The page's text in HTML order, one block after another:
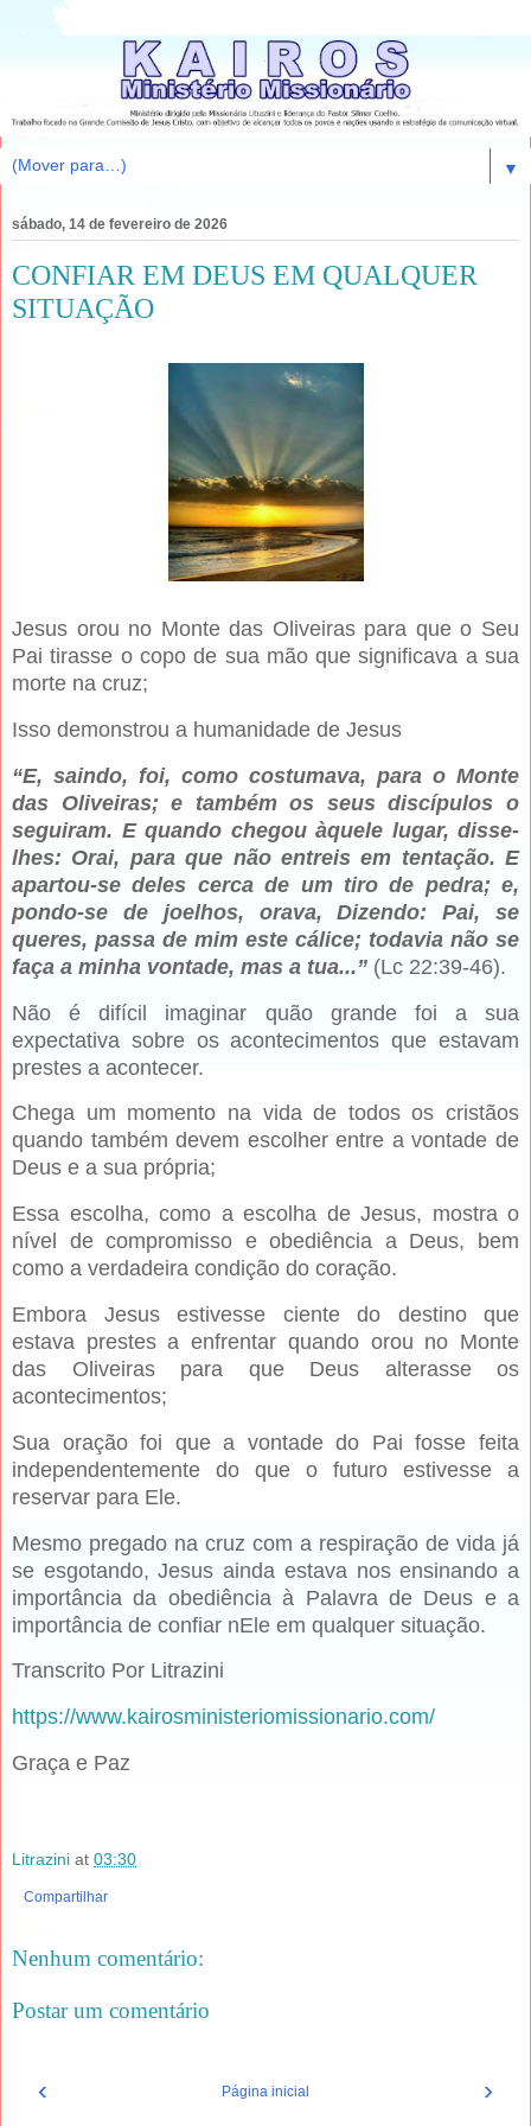
▼
sábado, 14 de fevereiro de 2026
CONFIAR EM DEUS EM QUALQUER
SITUAÇÃO
Jesus orou no Monte das Oliveiras para que o Seu
Pai tirasse o copo de sua mão que significava a sua
morte na cruz;
Isso demonstrou a humanidade de Jesus
“E, saindo, foi, como costumava, para o Monte
das Oliveiras; e também os seus discípulos o
seguiram. E quando chegou àquele lugar, disse-
lhes: Orai, para que não entreis em tentação. E
apartou-se deles cerca de um tiro de pedra; e,
pondo-se de joelhos, orava, Dizendo: Pai, se
queres, passa de mim este cálice; todavia não se
faça a minha vontade, mas a tua...” (Lc 22:39-46).
Não é difícil imaginar quão grande foi a sua
expectativa sobre os acontecimentos que estavam
prestes a acontecer.
Chega um momento na vida de todos os cristãos
quando também devem escolher entre a vontade de
Deus e a sua própria;
Essa escolha, como a escolha de Jesus, mostra o
nível de compromisso e obediência a Deus, bem
como a verdadeira condição do coração.
Embora Jesus estivesse ciente do destino que
estava prestes a enfrentar quando orou no Monte
das Oliveiras para que Deus alterasse os
acontecimentos;
Sua oração foi que a vontade do Pai fosse feita
independentemente do que o futuro estivesse a
reservar para Ele.
Mesmo pregado na cruz com a respiração de vida já
se esgotando, Jesus ainda estava nos ensinando a
importância da obediência à Palavra de Deus e a
importância de confiar nEle em qualquer situação.
Transcrito Por Litrazini
https://www.kairosministeriomissionario.com/
Graça e Paz
Litrazini at 03:30
Compartilhar
Nenhum comentário:
Postar um comentário
‹ ›
Página inicial